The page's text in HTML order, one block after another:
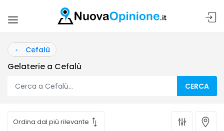
Cefalù
Gelaterie a Cefalù
CERCA